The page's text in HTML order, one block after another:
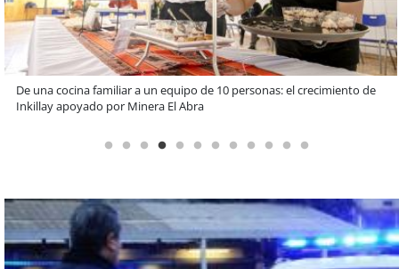
Claves para comprar electrodomésticos durante el Black Sale